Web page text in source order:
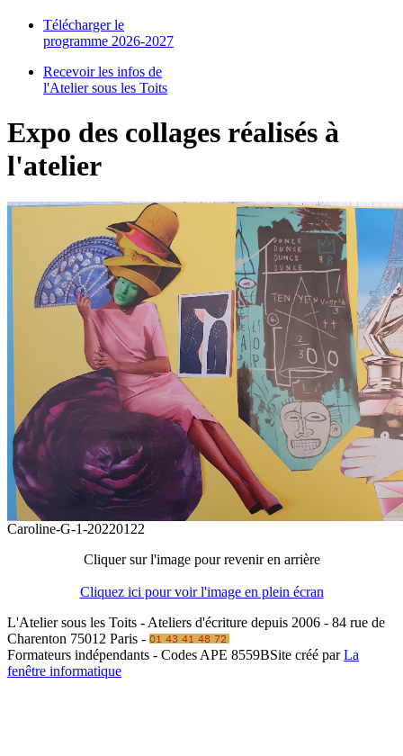
Télécharger le
programme 2026-2027
Recevoir les infos de
l'Atelier sous les Toits
Expo des collages réalisés à
l'atelier
Caroline-G-1-20220122
Cliquer sur l'image pour revenir en arrière
Cliquez ici pour voir l'image en plein écran
L'Atelier sous les Toits - Ateliers d'écriture depuis 2006 - 84 rue de
Charenton 75012 Paris -
Formateurs indépendants - Codes APE 8559BSite créé parLa
fenêtre informatique